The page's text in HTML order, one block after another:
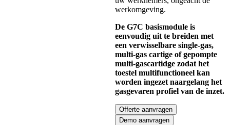
werkomgeving.
De G7C basismodule is
eenvoudig uit te breiden met
een verwisselbare single-gas,
multi-gas cartige of gepompte
multi-gascartidge zodat het
toestel multifunctioneel kan
worden ingezet naargelang het
gasgevaren profiel van de inzet.
Offerte aanvragen
Demo aanvragen